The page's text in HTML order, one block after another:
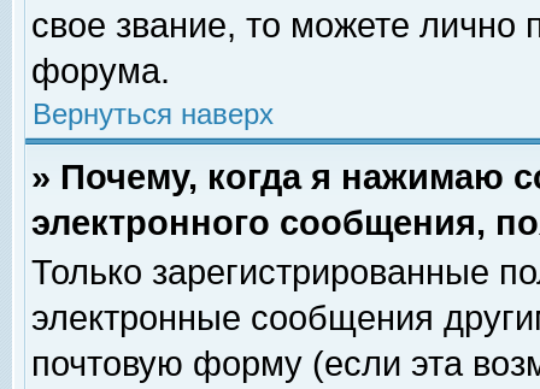
свое звание, то можете лично
форума.
Вернуться наверх
» Почему, когда я нажимаю
электронного сообщения,
Только зарегистрированные
электронные сообщения
почтовую форму (если эта